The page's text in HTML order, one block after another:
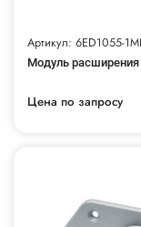
Артикул: 6ED1055-
Модуль расширения
Цена по запросу